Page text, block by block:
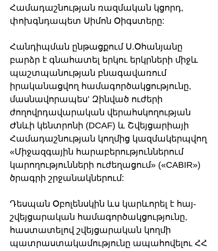
Համադաշնության ռազմական կցորդ,
փոխգնդապետ Սիմոն Օիգստերը:
Հանդիպման ընթացքում Ս.Օհանյանը
բարձր է գնահատել երկու երկրների միջև
պաշտպանության բնագավառում
իրականացվող համագործակցությունը,
մասնավորապես’ Զինված ուժերի
ժողովրդավարական վերահսկողության
Ժնևի կենտրոնի (DCAF) և Շվեյցարիայի
Համադաշնության կողմից կազմակերպվող
«Միջազգային հարաբերություններում
կարողությունների ուժեղացում» («CABIR»)
ծրագրի շրջանակներում:
Դեսպան Օբոլենսկին ևս կարևորել է հայ-
շվեյցարական համագործակցությունը,
հաստատելով շվեյցարական կողմի
պատրաստակամությունը ապահովելու ՀՀ